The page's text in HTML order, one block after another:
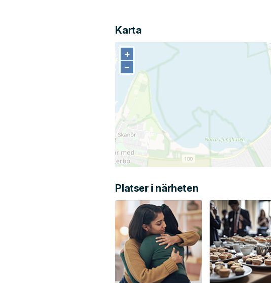
Karta
+
−
+
−
Platser i närheten